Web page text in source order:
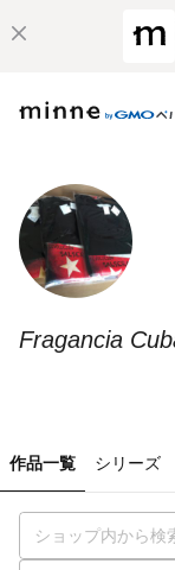
Fragancia
作品一覧 シリーズ